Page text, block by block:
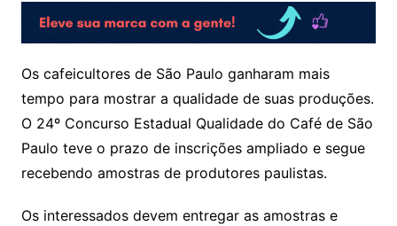
Os cafeicultores de São Paulo ganharam mais
tempo para mostrar a qualidade de suas produções.
O 24º Concurso Estadual Qualidade do Café de São
Paulo teve o prazo de inscrições ampliado e segue
recebendo amostras de produtores paulistas.
Os interessados devem entregar as amostras e